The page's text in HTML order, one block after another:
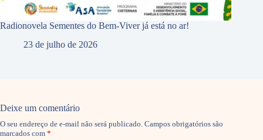
Radionovela Sementes do Bem-Viver já está no ar!
23 de julho de 2026
Deixe um comentário
O seu endereço de e-mail não será publicado. Campos obrigatórios são
marcados com *